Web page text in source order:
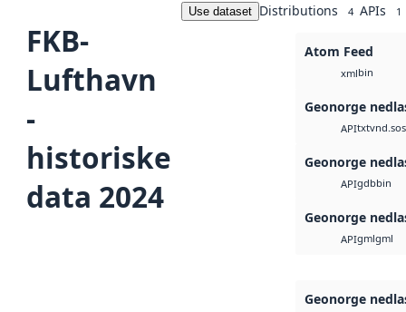
FKB-
Lufthavn
-
historiske
data 2024
Use dataset Distributions 4 APIs 1
Atom Feed
xmlbin
Geonorge
APItxt
Geonorge
APIgdbbin
Geonorge
APIgmlgml
Geonorge